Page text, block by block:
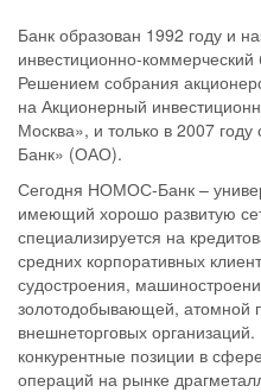
Банк образован 1992 году и
инвестиционно-
Решением собрания
на Акционерный
Москва», и только в 2007
Банк» (ОАО).
Сегодня НОМОС-Банк –
имеющий хорошо развитую
специализируется на
средних корпоративных
судостроения,
золотодобывающей, атомной
внешнеторговых
конкурентные позиции в
операций на рынке